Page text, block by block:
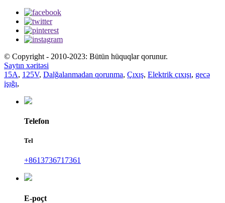
© Copyright - 2010-2023: Bütün hüquqlar qorunur.
Saytın xəritəsi
15A, 125V, Dalğalanmadan qorunma, Çıxış, Elektrik çıxışı, gecə
işığı,
Telefon
Tel
+8613736717361
E-poçt